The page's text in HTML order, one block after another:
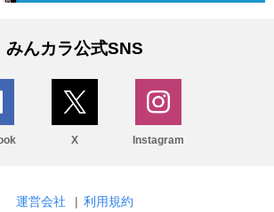
みんカラ公式SNS
X Instagram
運営会社 | 利用規約